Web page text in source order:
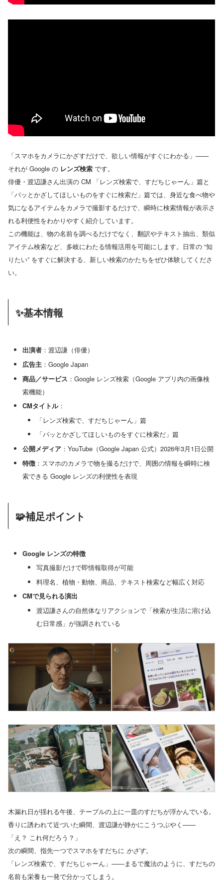
「スマホをカメラにかざすだけで、欲しい情報がすぐにわかる」——
それが Google の レンズ検索 です。
俳優・渡辺謙さん出演の CM 「レンズ検索で、すだちじゃーん」篇と
「パッとかざしてほしいものをすぐに検索だ」篇では、身近な食べ物や
気になるアイテムをカメラで撮影するだけで、瞬時に検索情報が表示さ
れる利便性をわかりやすく紹介しています。
この機能は、物の名前を調べるだけでなく、翻訳やテキスト抽出、類似
アイテム検索など、多岐にわたる情報活用を可能にします。日常の “知
りたい” をすぐに解決する、新しい検索のかたちをぜひ体験してくださ
い。
✨基本情報
出演者：渡辺謙（俳優）
広告主：Google Japan
商品／サービス ：Google レンズ検索（Google アプリ内の画像検
索機能）
CMタイトル：
「レンズ検索で、すだちじゃーん」篇
「パッとかざしてほしいものをすぐに検索だ」篇
公開メディア：YouTube（Google Japan 公式）2026年3月1日公開
特徴：スマホのカメラで物を撮るだけで、周囲の情報を瞬時に検
索できる Google レンズの利便性を表現
🧩補足ポイント
Google レンズの特徴
写真撮影だけで即情報取得が可能
料理名、植物・動物、商品、テキスト検索など幅広く対応
CMで見られる演出
渡辺謙さんの自然体なリアクションで「検索が生活に溶け込
む日常感」が強調されている
木漏れ日が揺れる午後、テーブルの上に一皿のすだちが浮かんでいる。
香りに誘われて近づいた瞬間、渡辺謙が静かにこうつぶやく——
「え？ これ何だろう？」
次の瞬間、指先一つでスマホをすだちに かざす。
「レンズ検索で、すだちじゃーん」——まるで魔法のように、すだちの
名前も栄養も一発で分かってしまう。